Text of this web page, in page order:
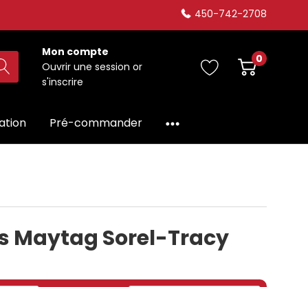
450-742-2708
Mon compte
Ouvrir une session or
s'inscrire
0
Pré-commander
Maytag Sorel-Tracy